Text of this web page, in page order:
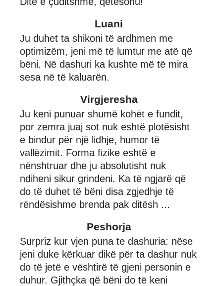
Luani
Ju duhet ta shikoni të ardhmen me
optimizëm, jeni më të lumtur me atë që
bëni. Në dashuri ka kushte më të mira
sesa në të kaluarën.
Virgjeresha
Ju keni punuar shumë kohët e fundit,
por zemra juaj sot nuk eshtë plotësisht
e bindur për një lidhje, humor të
vallëzimit. Forma fizike eshtë e
nënshtruar dhe ju absolutisht nuk
ndiheni sikur grindeni. Ka të ngjarë që
do të duhet të bëni disa zgjedhje të
rëndësishme brenda pak ditësh ...
Peshorja
Surpriz kur vjen puna te dashuria: nëse
jeni duke kërkuar dikë për ta dashur nuk
do të jetë e vështirë të gjeni personin e
duhur. Gjithçka që bëni do të keni